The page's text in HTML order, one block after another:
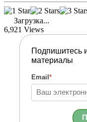
Загрузка...
6,921 Views
Подпишитесь
материалы
Email *